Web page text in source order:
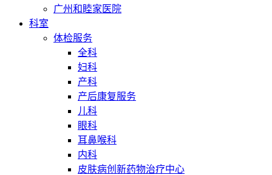
广州和睦家医院
科室
体检服务
全科
妇科
产科
产后康复服务
儿科
眼科
耳鼻喉科
内科
皮肤病创新药物治疗中心